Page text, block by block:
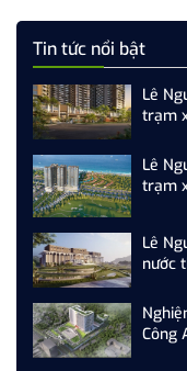
Tin tức nổi bật
Lê
trạm
Lê
trạm
Lê
nước
Công